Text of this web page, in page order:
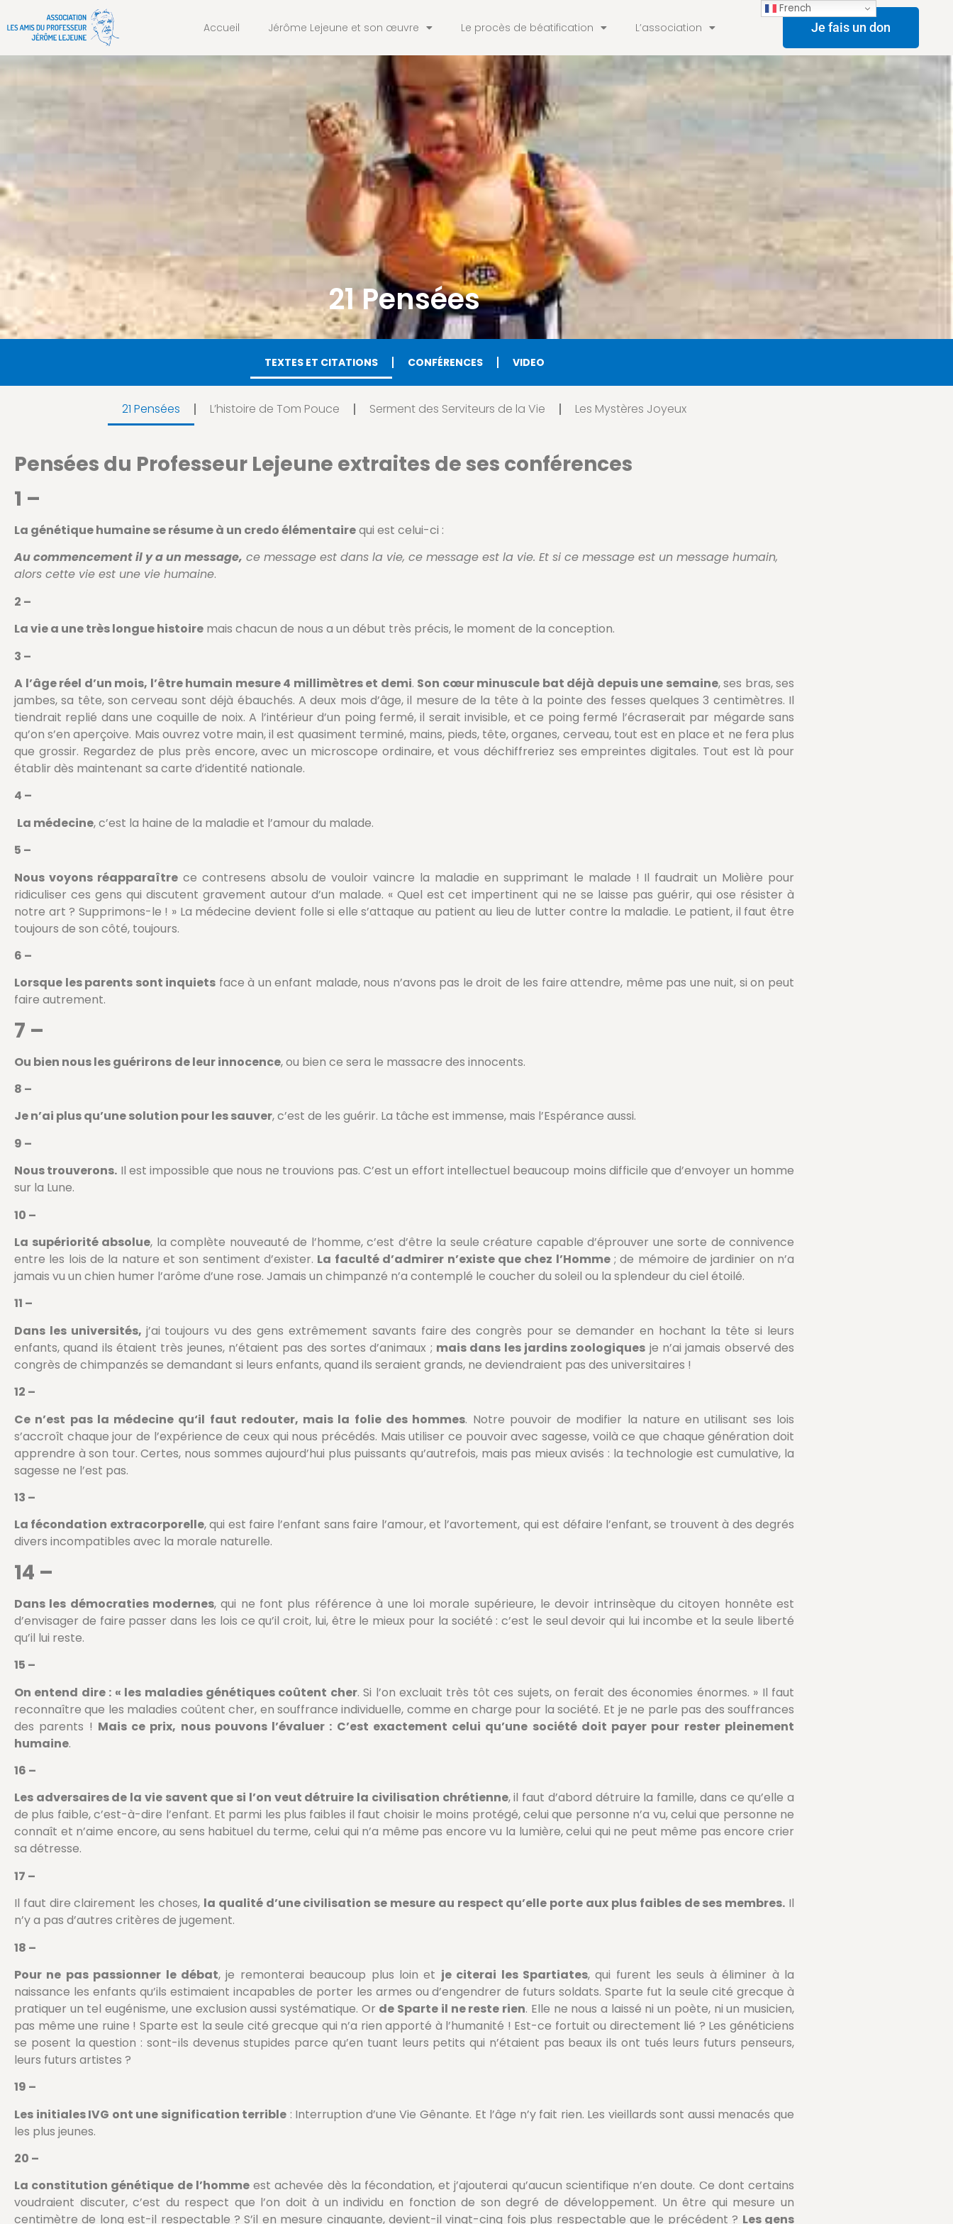
Accueil Jérôme Lejeune et son œuvre Le procès de béatification L’association Je fais un don
21 Pensées
TEXTES ET CITATIONS CONFÉRENCES VIDEO
21 Pensées L’histoire de Tom Pouce Serment des Serviteurs de la Vie Les Mystères Joyeux
Pensées du Professeur Lejeune extraites de ses conférences
1 –
La génétique humaine se résume à un credo élémentairequi est celui-ci :
Au commencement il y a un message, ce message est dans la vie, ce message est la vie. Et si ce message est un message humain,
alors cette vie est une vie humaine.
2 –
La vie a une très longue histoire mais chacun de nous a un début très précis, le moment de la conception.
3 –
A l’âge réel d’un mois, l’être humain mesure 4 millimètres et demi. Son cœur minuscule bat déjà depuis une semaine, ses bras, ses
jambes, sa tête, son cerveau sont déjà ébauchés. A deux mois d’âge, il mesure de la tête à la pointe des fesses quelques 3 centimètres. Il
tiendrait replié dans une coquille de noix. A l’intérieur d’un poing fermé, il serait invisible, et ce poing fermé l’écraserait par mégarde sans
qu’on s’en aperçoive. Mais ouvrez votre main, il est quasiment terminé, mains, pieds, tête, organes, cerveau, tout est en place et ne fera plus
que grossir. Regardez de plus près encore, avec un microscope ordinaire, et vous déchiffreriez ses empreintes digitales. Tout est là pour
établir dès maintenant sa carte d’identité nationale.
4 –
La médecine, c’est la haine de la maladie et l’amour du malade.
5 –
Nous voyons réapparaîtrece contresens absolu de vouloir vaincre la maladie en supprimant le malade ! Il faudrait un Molière pour
ridiculiser ces gens qui discutent gravement autour d’un malade. « Quel est cet impertinent qui ne se laisse pas guérir, qui ose résister à
notre art ? Supprimons-le ! » La médecine devient folle si elle s’attaque au patient au lieu de lutter contre la maladie. Le patient, il faut être
toujours de son côté, toujours.
6 –
Lorsque les parents sont inquiets face à un enfant malade, nous n’avons pas le droit de les faire attendre, même pas une nuit, si on peut
faire autrement.
7 –
Ou bien nous les guérirons de leur innocence, ou bien ce sera le massacre des innocents.
8 –
Je n’ai plus qu’une solution pour les sauver, c’est de les guérir. La tâche est immense, mais l’Espérance aussi.
9 –
Nous trouverons. Il est impossible que nous ne trouvions pas. C’est un effort intellectuel beaucoup moins difficile que d’envoyer un homme
sur la Lune.
10 –
La supériorité absolue, la complète nouveauté de l’homme, c’est d’être la seule créature capable d’éprouver une sorte de connivence
entre les lois de la nature et son sentiment d’exister. La faculté d’admirer n’existe que chez l’Homme; de mémoire de jardinier on n’a
jamais vu un chien humer l’arôme d’une rose. Jamais un chimpanzé n’a contemplé le coucher du soleil ou la splendeur du ciel étoilé.
11 –
Dans les universités, j’ai toujours vu des gens extrêmement savants faire des congrès pour se demander en hochant la tête si leurs
enfants, quand ils étaient très jeunes, n’étaient pas des sortes d’animaux ; mais dans les jardins zoologiques je n’ai jamais observé des
congrès de chimpanzés se demandant si leurs enfants, quand ils seraient grands, ne deviendraient pas des universitaires !
12 –
Ce n’est pas la médecine qu‘il faut redouter, mais la folie des hommes. Notre pouvoir de modifier la nature en utilisant ses lois
s’accroît chaque jour de l’expérience de ceux qui nous précédés. Mais utiliser ce pouvoir avec sagesse, voilà ce que chaque génération doit
apprendre à son tour. Certes, nous sommes aujourd’hui plus puissants qu’autrefois, mais pas mieux avisés : la technologie est cumulative, la
sagesse ne l’est pas.
13 –
La fécondation extracorporelle, qui est faire l’enfant sans faire l’amour, et l’avortement, qui est défaire l’enfant, se trouvent à des degrés
divers incompatibles avec la morale naturelle.
14 –
Dans les démocraties modernes, qui ne font plus référence à une loi morale supérieure, le devoir intrinsèque du citoyen honnête est
d’envisager de faire passer dans les lois ce qu’il croit, lui, être le mieux pour la société : c’est le seul devoir qui lui incombe et la seule liberté
qu’il lui reste.
15 –
On entend dire : « les maladies génétiques coûtent cher. Si l’on excluait très tôt ces sujets, on ferait des économies énormes. » Il faut
reconnaître que les maladies coûtent cher, en souffrance individuelle, comme en charge pour la société. Et je ne parle pas des souffrances
des parents ! Mais ce prix, nous pouvons l’évaluer : C’est exactement celui qu’une société doit payer pour rester pleinement
humaine.
16 –
Les adversaires de la vie savent que si l’on veut détruire la civilisation chrétienne, il faut d’abord détruire la famille, dans ce qu’elle a
de plus faible, c’est-à-dire l’enfant. Et parmi les plus faibles il faut choisir le moins protégé, celui que personne n’a vu, celui que personne ne
connaît et n’aime encore, au sens habituel du terme, celui qui n’a même pas encore vu la lumière, celui qui ne peut même pas encore crier
sa détresse.
17 –
Il faut dire clairement les choses, la qualité d’une civilisation se mesure au respect qu’elle porte aux plus faibles de ses membres. Il
n’y a pas d’autres critères de jugement.
18 –
Pour ne pas passionner le débat, je remonterai beaucoup plus loin et je citerai les Spartiates, qui furent les seuls à éliminer à la
naissance les enfants qu’ils estimaient incapables de porter les armes ou d’engendrer de futurs soldats. Sparte fut la seule cité grecque à
pratiquer un tel eugénisme, une exclusion aussi systématique. Or de Sparte il ne reste rien. Elle ne nous a laissé ni un poète, ni un musicien,
pas même une ruine ! Sparte est la seule cité grecque qui n’a rien apporté à l’humanité ! Est-ce fortuit ou directement lié ? Les généticiens
se posent la question : sont-ils devenus stupides parce qu’en tuant leurs petits qui n’étaient pas beaux ils ont tués leurs futurs penseurs,
leurs futurs artistes ?
19 –
Les initiales IVG ont une signification terrible : Interruption d’une Vie Gênante. Et l’âge n’y fait rien. Les vieillards sont aussi menacés que
les plus jeunes.
20 –
La constitution génétique de l’hommeest achevée dès la fécondation, et j’ajouterai qu’aucun scientifique n’en doute. Ce dont certains
voudraient discuter, c’est du respect que l’on doit à un individu en fonction de son degré de développement. Un être qui mesure un
centimètre de long est-il respectable ? S’il en mesure cinquante, devient-il vingt-cinq fois plus respectable que le précédent ? Les gens
French